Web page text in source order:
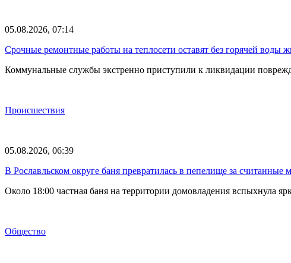
05.08.2026, 07:14
Срочные ремонтные работы на теплосети оставят без горячей воды
Коммунальные службы экстренно приступили к ликвидации
Происшествия
05.08.2026, 06:39
В Рославльском округе баня превратилась в пепелище за считанные
Около 18:00 частная баня на территории домовладения вспыхнула
Общество